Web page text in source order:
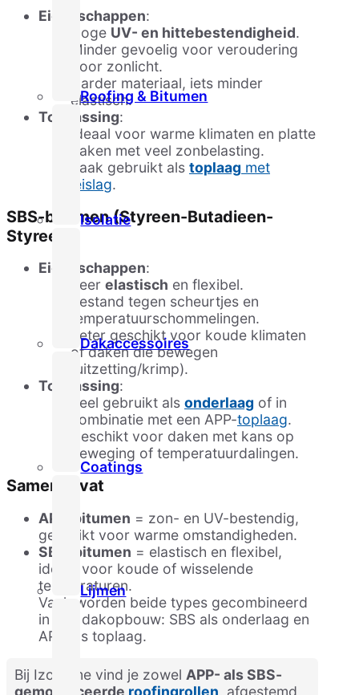
Roofing & Bitumen
Isolatie
Dakaccessoires
Coatings
Lijmen
Eigenschappen:
Hoge UV- en hittebestendigheid.
Minder gevoelig voor veroudering
door zonlicht.
Harder materiaal, iets minder
elastisch.
Toepassing:
Ideaal voor warme klimaten en platte
daken met veel zonbelasting.
Vaak gebruikt als toplaag met
leislag.
SBS-bitumen (Styreen-Butadieen-
Styreen)
Eigenschappen:
Zeer elastisch en flexibel.
Bestand tegen scheurtjes en
temperatuurschommelingen.
Beter geschikt voor koude klimaten
of daken die bewegen
(uitzetting/krimp).
Toepassing:
Veel gebruikt als onderlaag of in
combinatie met een APP-toplaag.
Geschikt voor daken met kans op
beweging of temperatuurdalingen.
Samengevat
APP-bitumen = zon- en UV-bestendig,
geschikt voor warme omstandigheden.
SBS-bitumen = elastisch en flexibel,
ideaal voor koude of wisselende
temperaturen.
Vaak worden beide types gecombineerd
in een dakopbouw: SBS als onderlaag en
APP als toplaag.
Bij Izohome vind je zowel APP- als SBS-
gemodificeerde roofingrollen, afgestemd